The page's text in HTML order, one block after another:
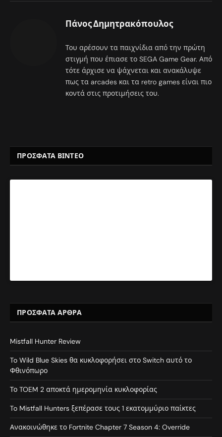
Πάνος Δημητρακόπουλος
Του αρέσουν τα παιχνίδια από την πρώτη
στιγμή που έπιασε το SEGA Game Gear. Από
τότε άρχισε να ψάχνεται και ανακάλυψε
πως τα arcades και τα retro games είναι πιο
κοντά στις προτιμήσεις του.
ΠΡΟΣΦΑΤΑ ΒΙΝΤΕΟ
ΠΡΌΣΦΑΤΑ ΆΡΘΡΑ
Mistfall Hunter Review
To Wild Blue Skies θα κυκλοφορήσει στο Switch αυτό το
Φθινόπωρο
Το TOEM 2 αποκτά ημερομηνία κυκλοφορίας
To Mistfall Hunters ξεπέρασε τους 1 εκατομμύριο παίκτες
Ανακοινώθηκε το Fortnite Chapter 7 Season 4: Override